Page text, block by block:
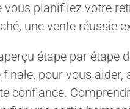
vous planifiiez votre
une vente réussie
étape par étape
pour vous
confiance.